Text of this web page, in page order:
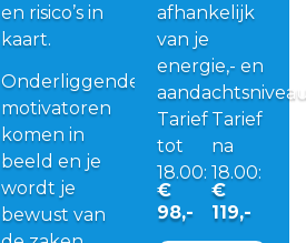
en risico’s in
kaart.
Onderliggende
motivatoren
komen in
beeld en je
wordt je
bewust van
afhankelijk
van je
energie,- en
Tarief
tot
18.00:
€
98,-
Tarief
na
18.00:
€
119,-